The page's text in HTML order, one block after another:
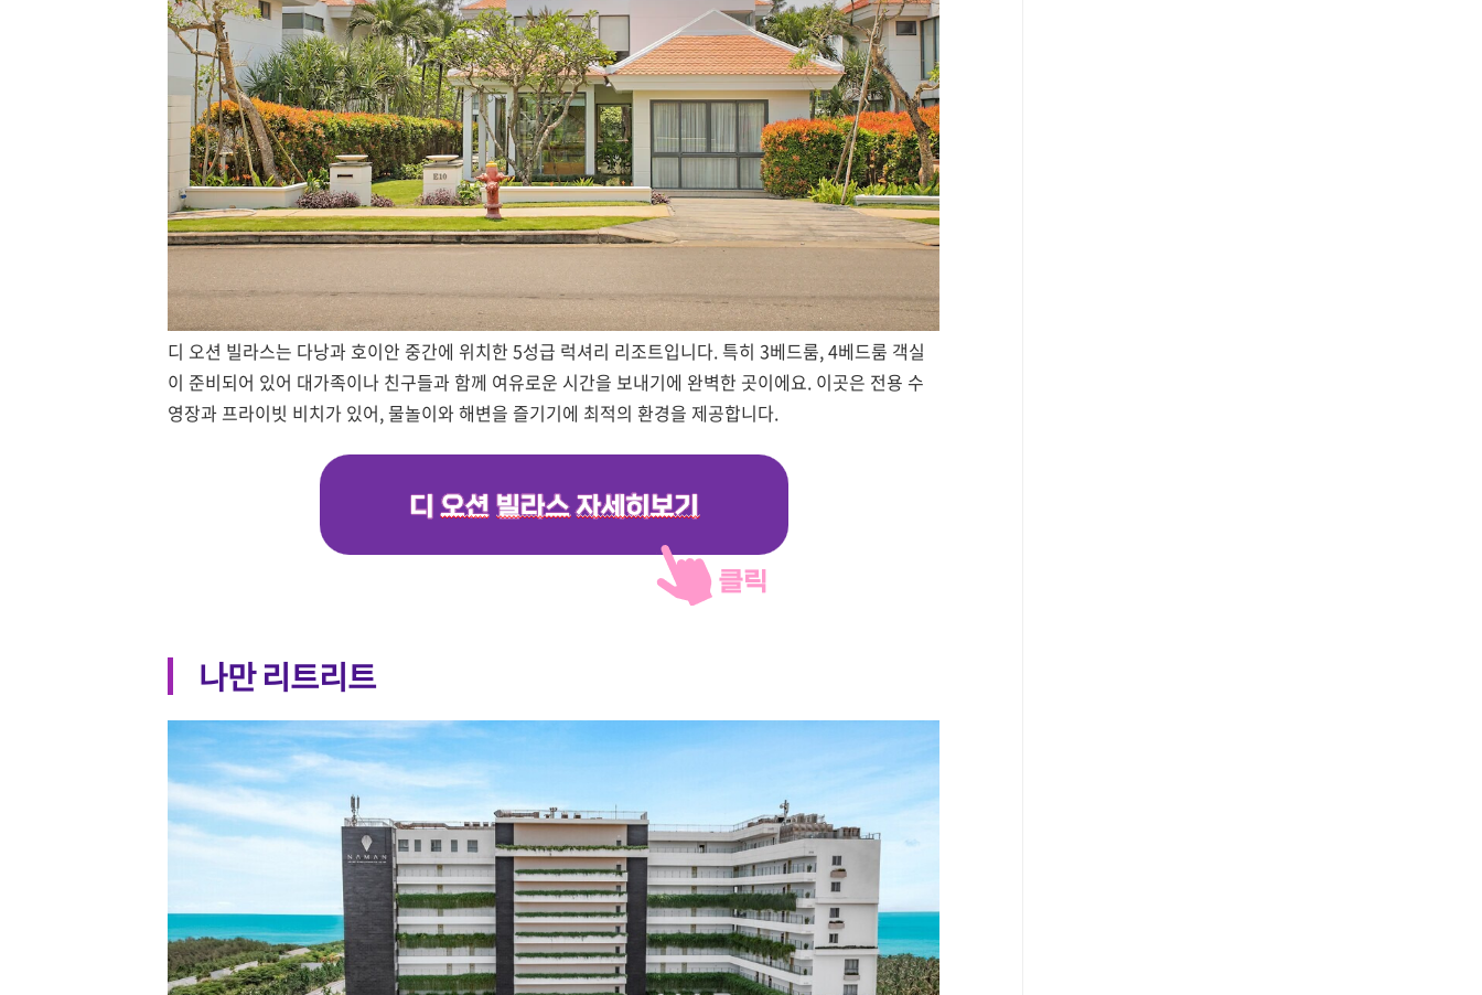
디 오션 빌라스는 다낭과 호이안 중간에 위치한 5성급 럭셔리 리조트입니다. 특히 3베드룸, 4베드룸 객실
이 준비되어 있어 대가족이나 친구들과 함께 여유로운 시간을 보내기에 완벽한 곳이에요. 이곳은 전용 수
영장과 프라이빗 비치가 있어, 물놀이와 해변을 즐기기에 최적의 환경을 제공합니다.
나만 리트리트